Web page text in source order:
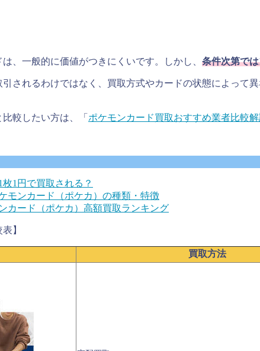
、一般的に価値がつきにくいです。しかし、 条件次第で
されるわけではなく、買取方式やカードの状態によっ
較したい方は、「 ポケモンカード買取おすすめ業者比較
1円で買取される？
モンカード（ポケカ）の種類・特徴
カード（ポケカ）高額買取ランキング
】
買取方法